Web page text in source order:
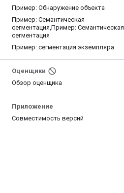
Пример: Обнаружение объекта
Пример: Семантическая
сегментация,Пример: Семантическая
сегментация
Пример: сегментация экземпляра
Оценщики
Обзор оценщика
Приложение
Совместимость версий